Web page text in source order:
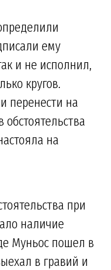
ему
и не исполнил,
кругов.
перенести на
на
при
наличие
Муньос пошел в
в гравий и